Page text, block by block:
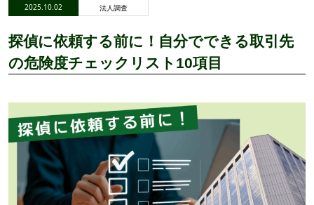
2025.10.02 法人調査
探偵に依頼する前に！自分でできる取引先
の危険度チェックリスト10項目